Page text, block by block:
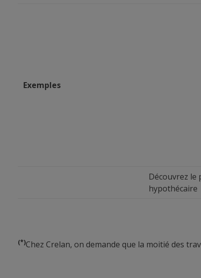
Exemples
Découvrez le
hypothécaire
(*)Chez Crelan, on demande que la moitié des